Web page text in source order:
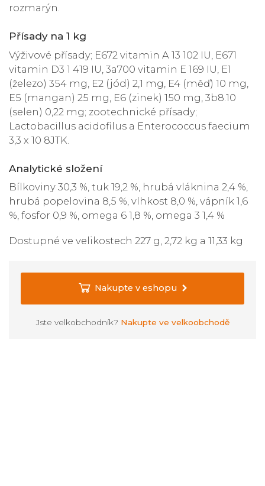
rozmarýn.
Přísady na 1 kg
Výživové přísady; E672 vitamin A 13 102 IU, E671
vitamin D3 1 419 IU, 3a700 vitamin E 169 IU, E1
(železo) 354 mg, E2 (jód) 2,1 mg, E4 (měď) 10 mg,
E5 (mangan) 25 mg, E6 (zinek) 150 mg, 3b8.10
(selen) 0,22 mg; zootechnické přísady;
Lactobacillus acidofilus a Enterococcus faecium
3,3 x 10 8JTK.
Analytické složení
Bílkoviny 30,3 %, tuk 19,2 %, hrubá vláknina 2,4 %,
hrubá popelovina 8,5 %, vlhkost 8,0 %, vápník 1,6
%, fosfor 0,9 %, omega 6 1,8 %, omega 3 1,4 %
Dostupné ve velikostech 227 g, 2,72 kg a 11,33 kg
Nakupte v eshopu
Jste velkobchodník? Nakupte ve velkoobchodě